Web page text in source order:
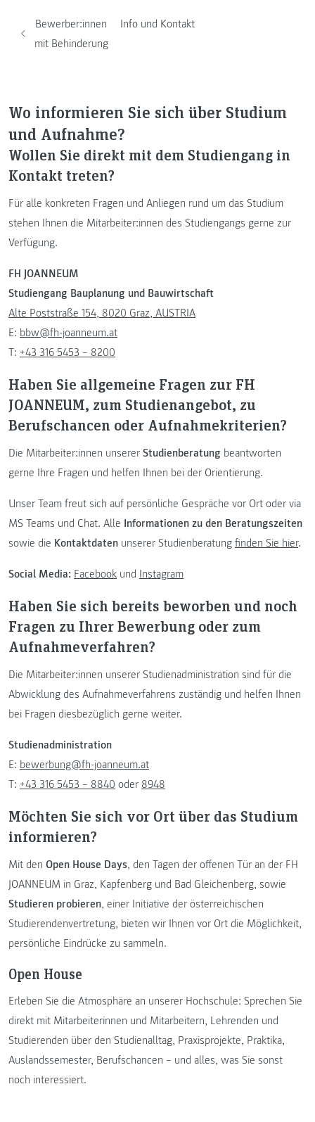
Bewerber:innen
mit Behinderung
Info und Kontakt
Wo informieren Sie sich über Studium
und Aufnahme?
Wollen Sie direkt mit dem Studiengang in
Kontakt treten?
Für alle konkreten Fragen und Anliegen rund um das Studium
stehen Ihnen die Mitarbeiter:innen des Studiengangs gerne zur
Verfügung.
FH JOANNEUM
Studiengang Bauplanung und Bauwirtschaft
Alte Poststraße 154, 8020 Graz, AUSTRIA
E: bbw@fh-joanneum.at
T: +43 316 5453 – 8200
Haben Sie allgemeine Fragen zur FH
JOANNEUM, zum Studienangebot, zu
Berufschancen oder Aufnahmekriterien?
Die Mitarbeiter:innen unserer Studienberatung beantworten
gerne Ihre Fragen und helfen Ihnen bei der Orientierung.
Unser Team freut sich auf persönliche Gespräche vor Ort oder via
MS Teams und Chat. Alle Informationen zu den Beratungszeiten
sowie die Kontaktdaten unserer Studienberatung finden Sie hier.
Social Media: Facebook und Instagram
Haben Sie sich bereits beworben und noch
Fragen zu Ihrer Bewerbung oder zum
Aufnahmeverfahren?
Die Mitarbeiter:innen unserer Studienadministration sind für die
Abwicklung des Aufnahmeverfahrens zuständig und helfen Ihnen
bei Fragen diesbezüglich gerne weiter.
Studienadministration
E: bewerbung@fh-joanneum.at
T: +43 316 5453 – 8840 oder 8948
Möchten Sie sich vor Ort über das Studium
informieren?
Mit den Open House Days, den Tagen der offenen Tür an der FH
JOANNEUM in Graz, Kapfenberg und Bad Gleichenberg, sowie
Studieren probieren, einer Initiative der österreichischen
Studierendenvertretung, bieten wir Ihnen vor Ort die Möglichkeit,
persönliche Eindrücke zu sammeln.
Open House
Erleben Sie die Atmosphäre an unserer Hochschule: Sprechen Sie
direkt mit Mitarbeiterinnen und Mitarbeitern, Lehrenden und
Studierenden über den Studienalltag, Praxisprojekte, Praktika,
Auslandssemester, Berufschancen – und alles, was Sie sonst
noch interessiert.